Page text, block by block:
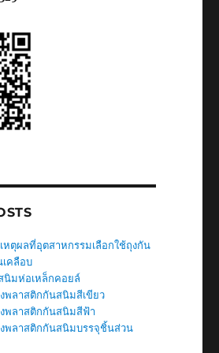
หตุผลที่อุตสาหกรรมเลือกใช้ถุงกัน
คลือบ
นิมห่อเหล็กคอยล์
พลาสติกกันสนิมสีเขียว
พลาสติกกันสนิมสีฟ้า
งพลาสติกกันสนิมบรรจุชิ้นส่วน